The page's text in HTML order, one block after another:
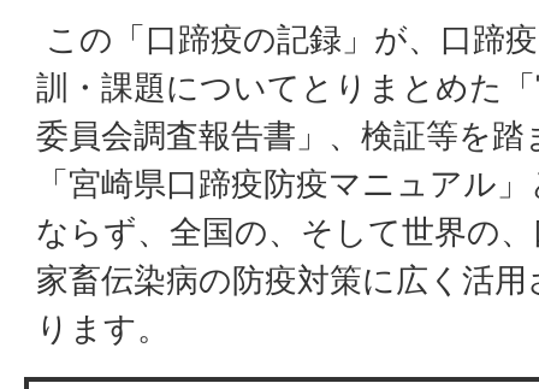
この「口蹄疫の記録」が、口蹄
訓・課題についてとりまとめた
委員会調査報告書」、検証等を
「宮崎県口蹄疫防疫マニュアル
ならず、全国の、そして世界の
家畜伝染病の防疫対策に広く活
ります。